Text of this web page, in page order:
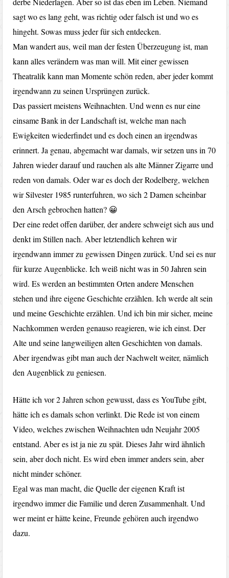
sagt wo es lang geht, was richtig oder falsch ist und wo es
hingeht. Sowas muss jeder für sich entdecken.
Man wandert aus, weil man der festen Überzeugung ist, man
kann alles verändern was man will. Mit einer gewissen
Theatralik kann man Momente schön reden, aber jeder kommt
irgendwann zu seinen Ursprüngen zurück.
Das passiert meistens Weihnachten. Und wenn es nur eine
einsame Bank in der Landschaft ist, welche man nach
Ewigkeiten wiederfindet und es doch einen an irgendwas
erinnert. Ja genau, abgemacht war damals, wir setzen uns in 70
Jahren wieder darauf und rauchen als alte Männer Zigarre und
reden von damals. Oder war es doch der Rodelberg, welchen
wir Silvester 1985 runterfuhren, wo sich 2 Damen scheinbar
den Arsch gebrochen hatten? 😀
Der eine redet offen darüber, der andere schweigt sich aus und
denkt im Stillen nach. Aber letztendlich kehren wir
irgendwann immer zu gewissen Dingen zurück. Und sei es nur
für kurze Augenblicke. Ich weiß nicht was in 50 Jahren sein
wird. Es werden an bestimmten Orten andere Menschen
stehen und ihre eigene Geschichte erzählen. Ich werde alt sein
und meine Geschichte erzählen. Und ich bin mir sicher, meine
Nachkommen werden genauso reagieren, wie ich einst. Der
Alte und seine langweiligen alten Geschichten von damals.
Aber irgendwas gibt man auch der Nachwelt weiter, nämlich
den Augenblick zu geniesen.
Hätte ich vor 2 Jahren schon gewusst, dass es YouTube gibt,
hätte ich es damals schon verlinkt. Die Rede ist von einem
Video, welches zwischen Weihnachten udn Neujahr 2005
entstand. Aber es ist ja nie zu spät. Dieses Jahr wird ähnlich
sein, aber doch nicht. Es wird eben immer anders sein, aber
nicht minder schöner.
Egal was man macht, die Quelle der eigenen Kraft ist
irgendwo immer die Familie und deren Zusammenhalt. Und
wer meint er hätte keine, Freunde gehören auch irgendwo
dazu.